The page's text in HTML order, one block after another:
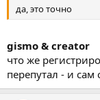
да, это точно
gismo & creator
что же
перепутал - и сам